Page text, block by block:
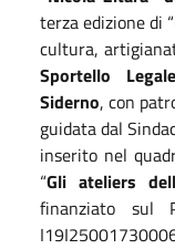
terza edizione di “
cultura,
Sportello
Siderno, con
guidata dal
inserito nel
“Gli ateliers
finanziato sul